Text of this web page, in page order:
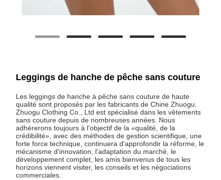
Leggings de hanche de pêche sans couture
Les leggings de hanche à pêche sans couture de haute
qualité sont proposés par les fabricants de Chine Zhuogu.
Zhuogu Clothing Co., Ltd est spécialisé dans les vêtements
sans couture depuis de nombreuses années. Nous
adhérerons toujours à l'objectif de la «qualité, de la
crédibilité», avec des méthodes de gestion scientifique, une
forte force technique, continuera d'approfondir la réforme, le
mécanisme d'innovation, l'adaptation du marché, le
développement complet, les amis bienvenus de tous les
horizons viennent visiter, les conseils et les négociations
commerciales.